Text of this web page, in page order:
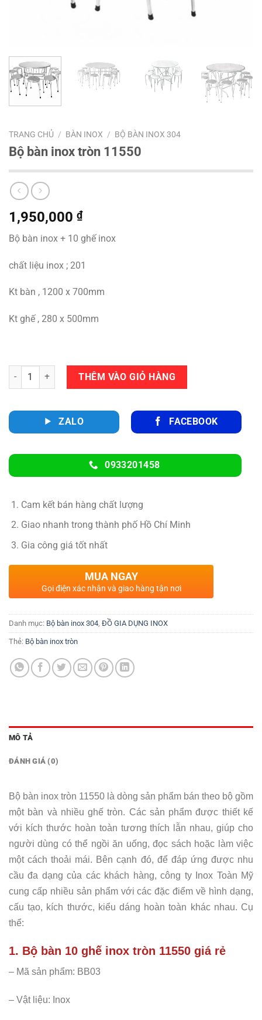
TRANG CHỦ / BÀN INOX / BỘ BÀN INOX 304
Bộ bàn inox tròn 11550
1,950,000 ₫
Bộ bàn inox + 10 ghế inox
chất liệu inox ; 201
Kt bàn , 1200 x 700mm
Kt ghế , 280 x 500mm
Số lượng THÊM VÀO GIỎ HÀNG
ZALO FACEBOOK
0933201458
Cam kết bán hàng chất lượng
Giao nhanh trong thành phố Hồ Chí Minh
Gia công giá tốt nhất
MUA NGAY
Gọi điện xác nhận và giao hàng tận nơi
Danh mục: Bộ bàn inox 304 ĐỒ GIA DỤNG INOX
Thẻ: Bộ bàn inox tròn
MÔ TẢ
ĐÁNH GIÁ (0)
Bộ bàn inox tròn 11550 là dòng sản phẩm bán theo bộ gồm
một bàn và nhiều ghế tròn. Các sản phẩm được thiết kế
với kích thước hoàn toàn tương thích lẫn nhau, giúp cho
người dùng có thể ngồi ăn uống, đọc sách hoặc làm việc
một cách thoải mái. Bên cạnh đó, để đáp ứng được nhu
cầu đa dạng của các khách hàng, công ty Inox Toàn Mỹ
cung cấp nhiều sản phẩm với các đặc điểm về hình dạng,
cấu tạo, kích thước, kiểu dáng hoàn toàn khác nhau. Cụ
thể:
1. Bộ bàn 10 ghế inox tròn 11550 giá rẻ
– Mã sản phẩm: BB03
– Vật liệu: Inox